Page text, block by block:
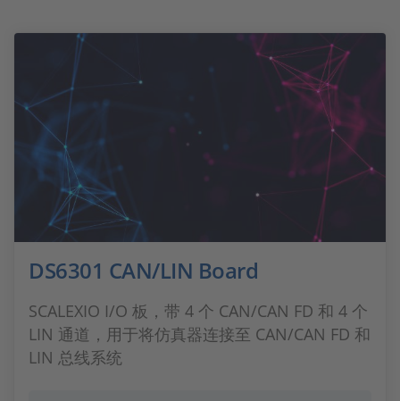
DS6301 CAN/LIN Board
SCALEXIO I/O 板，带 4 个 CAN/CAN FD 和 4 个
LIN 通道，用于将仿真器连接至 CAN/CAN FD 和
LIN 总线系统